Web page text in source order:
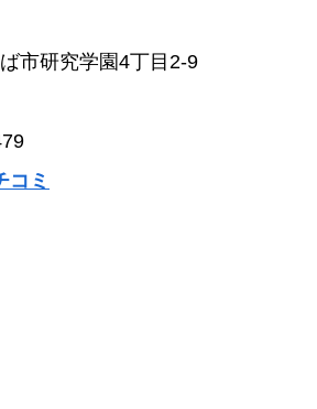
市研究学園4丁目2-9
ミ